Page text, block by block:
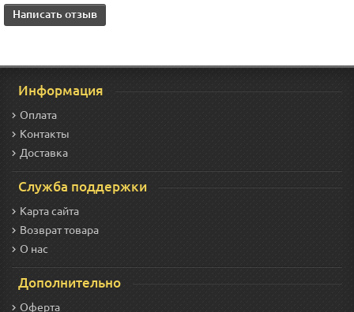
Написать отзыв
Информация
Оплата
Контакты
Доставка
Служба поддержки
Карта сайта
Возврат товара
О нас
Дополнительно
Оферта